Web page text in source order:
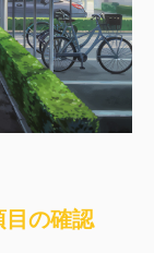
目の確認